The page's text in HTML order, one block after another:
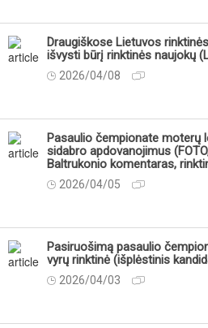
Draugiškose Lietuvos
išvysti būrį rinktinės naujokų
2026/04/08
Pasaulio čempionate moterų
sidabro apdovanojimus
Baltrukonio komentaras,
2026/04/05
Pasiruošimą pasaulio
vyrų rinktinė (išplėstinis
2026/04/03